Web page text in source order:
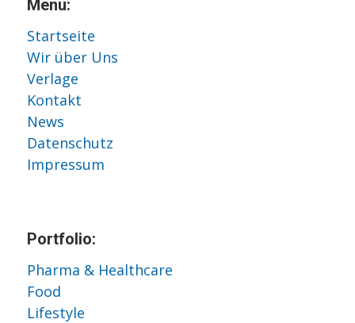
Menu:
Startseite
Wir über Uns
Verlage
Kontakt
News
Datenschutz
Impressum
Portfolio:
Pharma & Healthcare
Food
Lifestyle